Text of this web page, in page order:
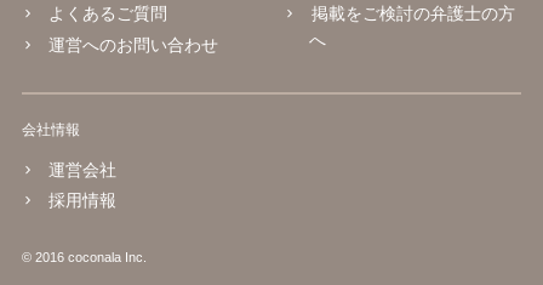
よくあるご質問
運営へのお問い合わせ
掲載をご検討の弁護士の方
へ
会社情報
運営会社
採用情報
© 2016 coconala Inc.